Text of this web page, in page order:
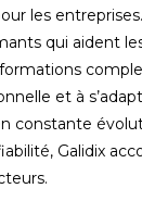
les
qui aident
et à
constante
Galidix